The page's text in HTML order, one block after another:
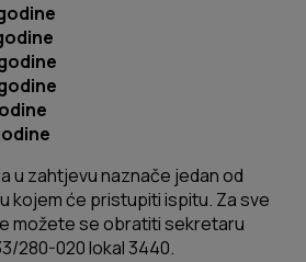
u zahtjevu naznače jedan od
kojem će pristupiti ispitu. Za sve
možete se obratiti sekretaru
280-020 lokal 3440.